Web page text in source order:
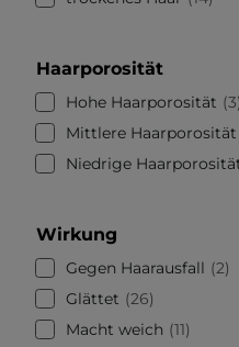
Haarporosität
Hohe Haarporosität
3
Mittlere Haarporosität
Niedrige
Wirkung
Gegen Haarausfall
2
Glättet
26
Macht weich
11